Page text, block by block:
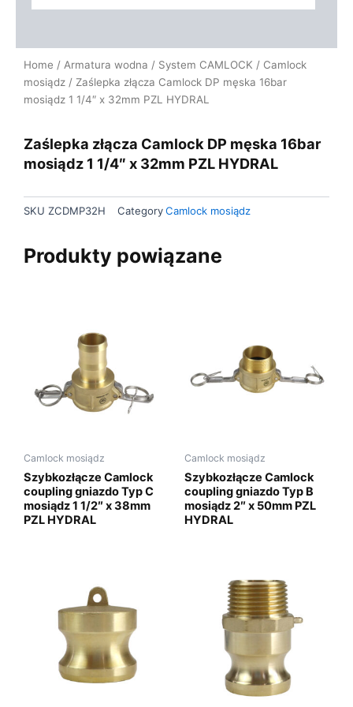
Home / Armatura wodna / System CAMLOCK / Camlock
mosiądz / Zaślepka złącza Camlock DP męska 16bar
mosiądz 1 1/4″ x 32mm PZL HYDRAL
Zaślepka złącza Camlock DP męska 16bar
mosiądz 1 1/4″ x 32mm PZL HYDRAL
SKU ZCDMP32H CategoryCamlock mosiądz
Produkty powiązane
Camlock mosiądz
Szybkozłącze Camlock
coupling gniazdo Typ C
mosiądz 1 1/2″ x 38mm
PZL HYDRAL
Camlock mosiądz
Szybkozłącze Camlock
coupling gniazdo Typ B
mosiądz 2″ x 50mm PZL
HYDRAL